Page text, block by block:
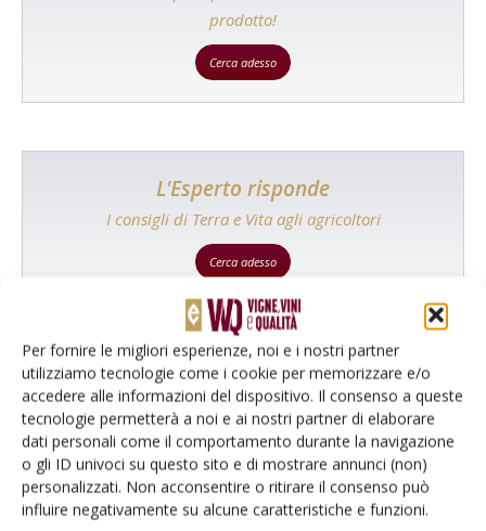
Per fornire le migliori esperienze, noi e i nostri partner
utilizziamo tecnologie come i cookie per memorizzare e/o
accedere alle informazioni del dispositivo. Il consenso a queste
tecnologie permetterà a noi e ai nostri partner di elaborare
dati personali come il comportamento durante la navigazione
o gli ID univoci su questo sito e di mostrare annunci (non)
personalizzati. Non acconsentire o ritirare il consenso può
influire negativamente su alcune caratteristiche e funzioni.
prodotto!
Cerca adesso
L'Esperto risponde
I consigli di Terra e Vita agli agricoltori
Cerca adesso